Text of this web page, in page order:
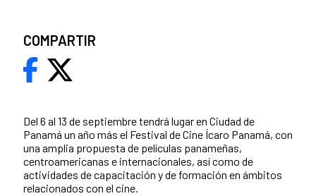
Del 6 al 13 de septiembre tendrá lugar en Ciudad de
Panamá un año más el Festival de Cine Ícaro Panamá, con
una amplia propuesta de películas panameñas,
centroamericanas e internacionales, así como de
actividades de capacitación y de formación en ámbitos
relacionados con el cine.
COMPARTIR